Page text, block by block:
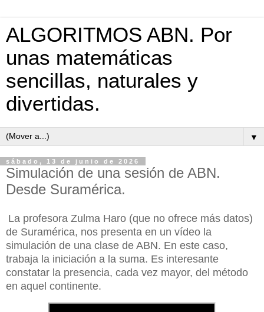
ALGORITMOS ABN. Por
unas matemáticas
sencillas, naturales y
divertidas.
▼
sábado, 13 de junio de 2026
Simulación de una sesión de ABN.
Desde Suramérica.
La profesora Zulma Haro (que no ofrece más datos)
de Suramérica, nos presenta en un vídeo la
simulación de una clase de ABN. En este caso,
trabaja la iniciación a la suma. Es interesante
constatar la presencia, cada vez mayor, del método
en aquel continente.